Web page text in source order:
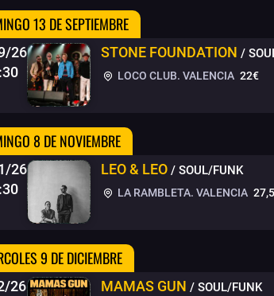
13 DE SEPTIEMBRE
26
STONE FOUNDATION /
LOCO CLUB. VALENCIA 22€
8 DE NOVIEMBRE
26
LEO & LEO / SOUL/FUNK
LA RAMBLETA. VALENCIA
9 DE DICIEMBRE
26
MAMAS GUN / SOUL/FUNK